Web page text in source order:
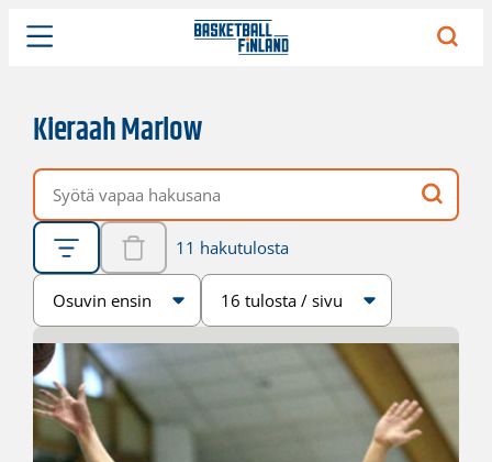
Kieraah Marlow
Vapaa hakusana
11 hakutulosta
Järjestys
Sivukoko